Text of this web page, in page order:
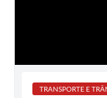
TRANSPORTE E